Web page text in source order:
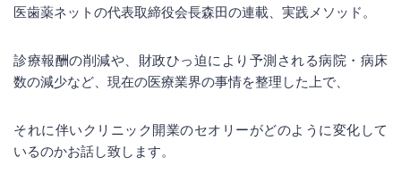
医歯薬ネットの代表取締役会長森田の連載、実践メソッド。
診療報酬の削減や、財政ひっ迫により予測される病院・病床
数の減少など、現在の医療業界の事情を整理した上で、
それに伴いクリニック開業のセオリーがどのように変化して
いるのかお話し致します。